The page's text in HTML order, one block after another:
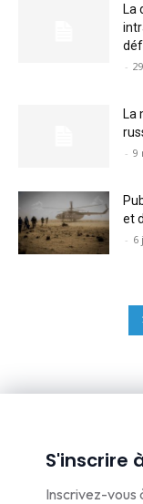
La
-
La
- 9
et
- 6
S'inscrire
Inscrivez-vous